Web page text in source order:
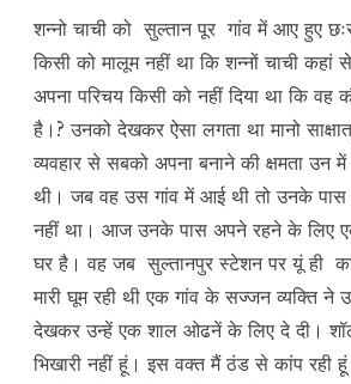
शन्नो चाची को सुल्तान पूर गांव में आए हुए
किसी को मालूम नहीं था कि शन्नों चाची कहां
अपना परिचय किसी को नहीं दिया था कि
है।? उनको देखकर ऐसा लगता था मानो
व्यवहार से सबको अपना बनाने की क्षमता उन में
थी। जब वह उस गांव में आई थी तो उनके पास
नहीं था। आज उनके पास अपने रहने के लिए
घर है। वह जब सुल्तानपुर स्टेशन पर यूं ही
मारी घूम रही थी एक गांव के सज्जन व्यक्ति ने
देखकर उन्हें एक शाल ओढनें के लिए दे दी।
भिखारी नहीं हूं। इस वक्त मैं ठंड से कांप रही